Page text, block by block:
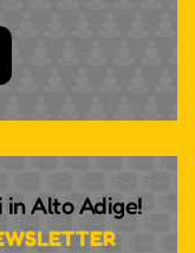
Alto Adige!